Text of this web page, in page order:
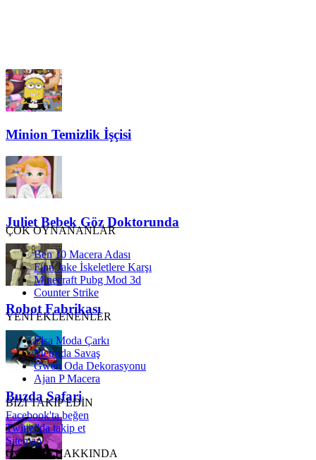
Minion Temizlik İşçisi
Juliet Bebek Göz Doktorunda
Robot Fabrikası
Buzda Safari
ÇOK OYNANANLAR
Ben 10 Macera Adası
Finn Jake İskeletlere Karşı
Minecraft Pubg Mod 3d
Counter Strike
YENİ EKLENENLER
Elsa Moda Çarkı
Metroda Savaş
Gwen Oda Dekorasyonu
Ajan P Macera
BİZİ TAKİP EDİN
Facebook'ta beğen
Twitter'da takip et
Sitemap
OyunSkor HAKKINDA